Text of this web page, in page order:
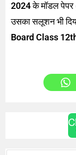
2024के मॉडल पेपर
उसका सलूशन भी
Board Class